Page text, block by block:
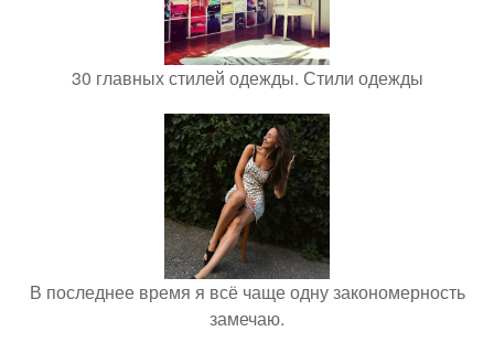
30 главных стилей одежды. Стили одежды
В последнее время я всё чаще одну закономерность
замечаю.